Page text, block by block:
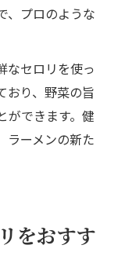
、プロのような
なセロリを使っ
おり、野菜の旨
ができます。健
ラーメンの新た
をおすす